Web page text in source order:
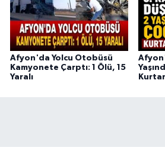
Afyon'da Yolcu Otobüsü
Kamyonete Çarptı: 1 Ölü, 15
Yaralı